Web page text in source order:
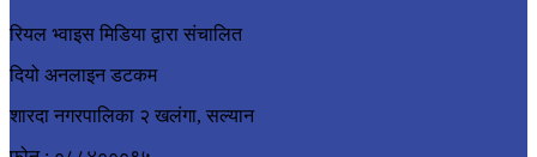
रियल भ्वाइस मिडिया द्वारा संचालित
दियो अनलाइन डटकम
शारदा नगरपालिका २ खलंगा, सल्यान